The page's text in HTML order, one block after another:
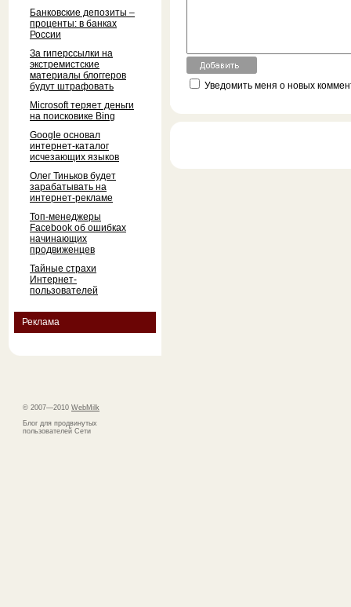
Банковские депозиты –
проценты: в банках
России
За гиперссылки на
экстремистские
материалы блоггеров
будут штрафовать
Microsoft теряет деньги
на поисковике Bing
Google основал
интернет-каталог
исчезающих языков
Олег Тиньков будет
зарабатывать на
интернет-рекламе
Топ-менеджеры
Facebook об ошибках
начинающих
продвиженцев
Тайные страхи
Интернет-
пользователей
Реклама
© 2007—2010 WebMilk
Блог для продвинутых
пользователей Сети
Уведомить меня о новых